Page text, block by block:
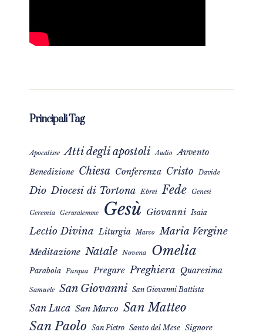
Principali Tag
Apocalisse Atti degli apostoli Audio Avvento
Benedizione Chiesa Conferenza Cristo Davide
Dio Diocesi di Tortona Ebrei Fede Genesi
Geremia Gerusalemme Gesù Giovanni Isaia
Lectio Divina Liturgia Marco Maria Vergine
Meditazione Natale Novena Omelia
Parabola Pasqua Pregare Preghiera Quaresima
Samuele San Giovanni San Giovanni Battista
San Luca San Marco San Matteo
San Paolo San Pietro Santo del Mese Signore